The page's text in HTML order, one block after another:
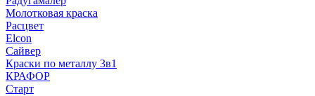
Молотковая краска
Расцвет
Elcon
Сайвер
Краски по металлу 3в1
КРАФОР
Старт